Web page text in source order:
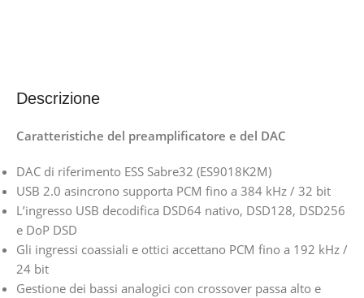
Descrizione
Caratteristiche del preamplificatore e del DAC
DAC di riferimento ESS Sabre32 (ES9018K2M)
USB 2.0 asincrono supporta PCM fino a 384 kHz / 32 bit
L’ingresso USB decodifica DSD64 nativo, DSD128, DSD256
e DoP DSD
Gli ingressi coassiali e ottici accettano PCM fino a 192 kHz /
24 bit
Gestione dei bassi analogici con crossover passa alto e